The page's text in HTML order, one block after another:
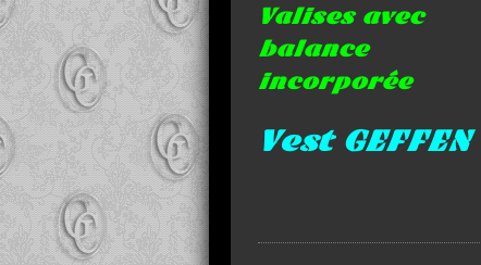
Valises avec
balance
incorporée
Vest GEFFEN